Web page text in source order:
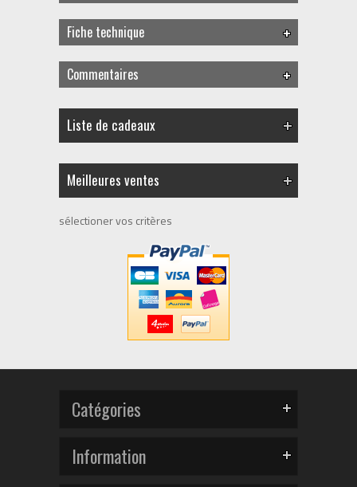
Fiche technique
Commentaires
Liste de cadeaux
Meilleures ventes
sélectioner vos critères
Catégories
Information